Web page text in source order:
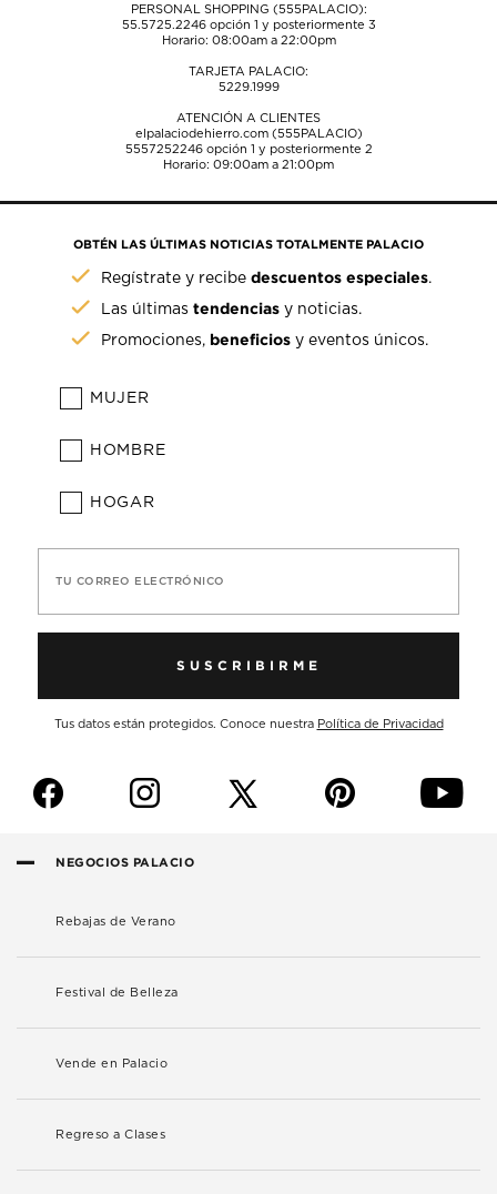
PERSONAL SHOPPING (555PALACIO):
55.5725.2246opción 1 y posteriormente 3
Horario: 08:00am a 22:00pm
TARJETA PALACIO:
5229.1999
ATENCIÓN A CLIENTES
elpalaciodehierro.com (555PALACIO)
5557252246opción 1 y posteriormente 2
Horario: 09:00am a 21:00pm
OBTÉN LAS ÚLTIMAS NOTICIAS TOTALMENTE PALACIO
Regístrate y recibedescuentos especiales.
Las últimastendencias y noticias.
Promociones, beneficios y eventos únicos.
MUJER
HOMBRE
HOGAR
TU CORREO ELECTRÓNICO
SUSCRIBIRME
Tus datos están protegidos. Conoce nuestra Política de Privacidad
f i p y
NEGOCIOS PALACIO
Rebajas de Verano
Festival de Belleza
Vende en Palacio
Regreso a Clases